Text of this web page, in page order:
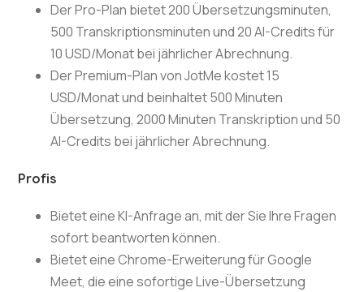
Der Pro-Plan bietet 200 Übersetzungsminuten,
500 Transkriptionsminuten und 20 AI-Credits für
10 USD/Monat bei jährlicher Abrechnung.
Der Premium-Plan von JotMe kostet 15
USD/Monat und beinhaltet 500 Minuten
Übersetzung, 2000 Minuten Transkription und 50
AI-Credits bei jährlicher Abrechnung.
Profis
Bietet eine KI-Anfrage an, mit der Sie Ihre Fragen
sofort beantworten können.
Bietet eine Chrome-Erweiterung für Google
Meet, die eine sofortige Live-Übersetzung